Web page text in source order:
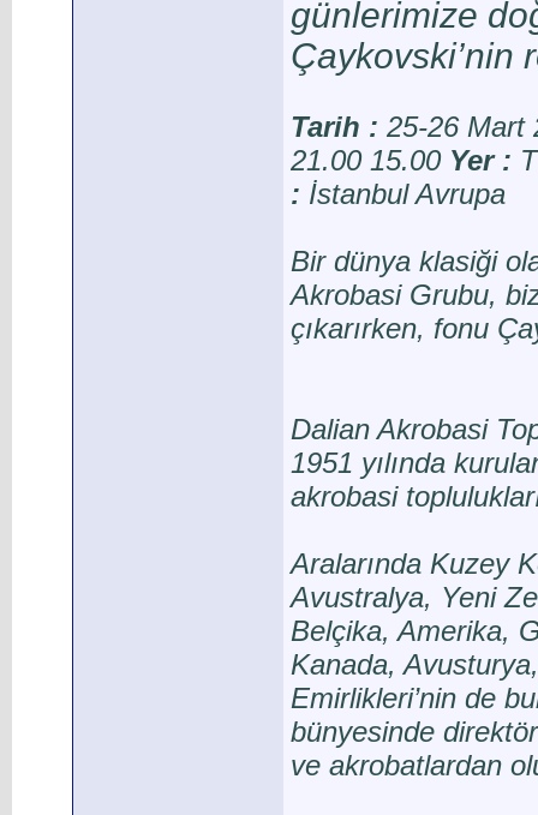
günlerimize
Çaykovski’nin
Tarih : 25-26 Mart
21.00 15.00 Yer :
: İstanbul Avrupa
Bir dünya klasiği
Akrobasi Grubu,
çıkarırken, fonu
Dalian Akrobasi
1951 yılında
akrobasi
Aralarında Kuzey
Avustralya, Yeni
Belçika, Amerika,
Kanada,
Emirlikleri’nin de
bünyesinde
ve akrobatlardan